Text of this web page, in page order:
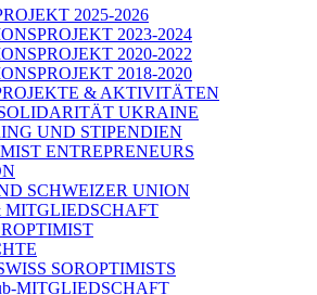
2025-2026
2023-2024
2020-2022
2018-2020
& AKTIVITÄTEN
UKRAINE
UND STIPENDIEN
ENTREPRENEURS
SCHWEIZER UNION
MITGLIEDSCHAFT
SOROPTIMISTS
MITGLIEDSCHAFT